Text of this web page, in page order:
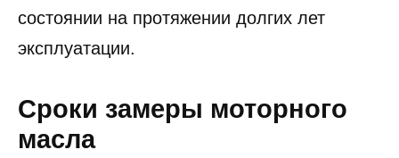
состоянии на протяжении долгих лет
эксплуатации.
Сроки замеры моторного
масла